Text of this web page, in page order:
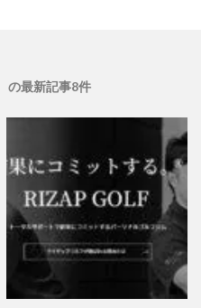
の最新記事8件